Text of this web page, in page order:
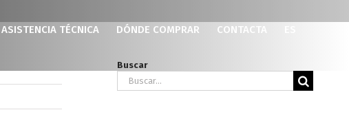
ASISTENCIA TÉCNICA DÓNDE COMPRAR CONTACTA
Buscar
Buscar: